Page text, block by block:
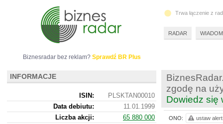
zgodę na
Dowiedz się
ONO: ustaw alert
Biznesradar bez reklam? Sprawdź BR Plus
INFORMACJE
ISIN:
PLSKTAN00010
Data debiutu:
11.01.1999
Liczba akcji:
65 880 000
Trwa łączenie z
RADAR